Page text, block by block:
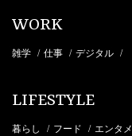
WORK
雑学 / 仕事 / デジタル /
LIFESTYLE
暮らし / フード / エンタメ